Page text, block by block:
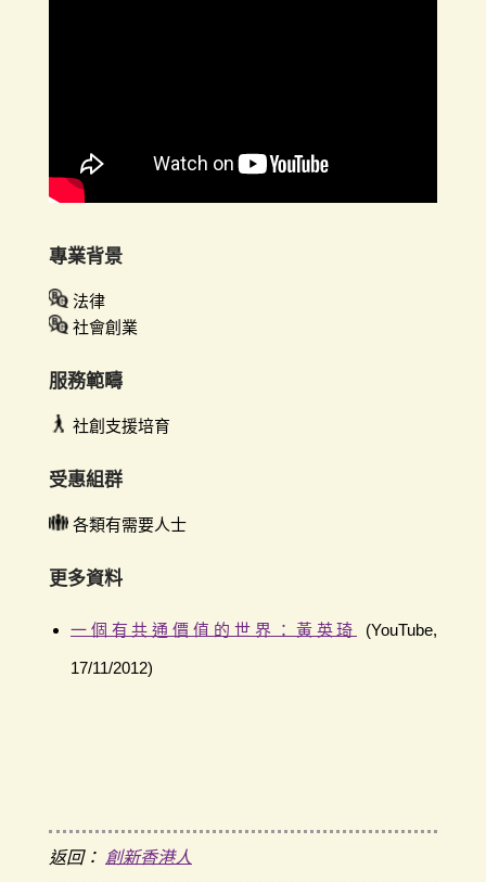
專業背景
法律
社會創業
服務範疇
社創支援培育
受惠組群
各類有需要人士
更多資料
一個有共通價值的世界：黃英琦 (YouTube,
17/11/2012)
返回： 創新香港人